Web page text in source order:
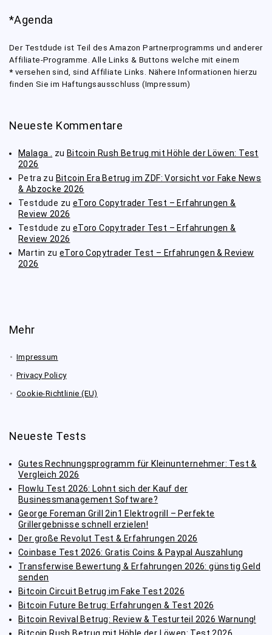
*Agenda
Der Testdude ist Teil des Amazon Partnerprogramms und anderer
Affiliate-Programme. Alle Links & Buttons welche mit einem
*versehen sind, sind Affiliate Links. Nähere Informationen hierzu
finden Sie im Haftungsausschluss (Impressum)
Neueste Kommentare
Malaga . zu Bitcoin Rush Betrug mit Höhle der Löwen: Test
2026
Petra zu Bitcoin Era Betrug im ZDF: Vorsicht vor Fake News
& Abzocke 2026
Testdude zu eToro Copytrader Test – Erfahrungen &
Review 2026
Testdude zu eToro Copytrader Test – Erfahrungen &
Review 2026
Martin zueToro Copytrader Test – Erfahrungen & Review
2026
Mehr
Impressum
Privacy Policy
Cookie-Richtlinie (EU)
Neueste Tests
Gutes Rechnungsprogramm für Kleinunternehmer: Test &
Vergleich 2026
Flowlu Test 2026: Lohnt sich der Kauf der
Businessmanagement Software?
George Foreman Grill 2in1 Elektrogrill – Perfekte
Grillergebnisse schnell erzielen!
Der große Revolut Test & Erfahrungen 2026
Coinbase Test 2026: Gratis Coins & Paypal Auszahlung
Transferwise Bewertung & Erfahrungen 2026: günstig Geld
senden
Bitcoin Circuit Betrug im Fake Test 2026
Bitcoin Future Betrug: Erfahrungen & Test 2026
Bitcoin Revival Betrug: Review & Testurteil 2026 Warnung!